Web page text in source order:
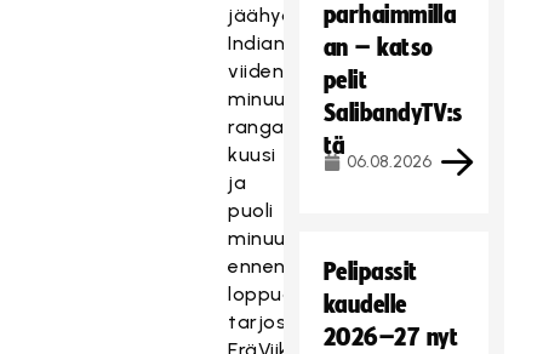
jäähyä.
Indiansin
viiden
minuutin
rangaistus
kuusi
ja
puoli
minuuttia
ennen
loppua
tarjosi
parhaimmilla
an – katso
pelit
SalibandyTV:s
tä
06.08.2026
Pelipassit
kaudelle
2026–27 nyt